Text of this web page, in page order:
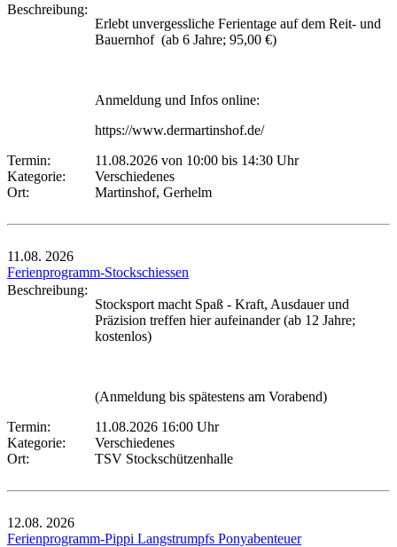
Beschreibung:
Erlebt unvergessliche Ferientage auf dem Reit- und
Bauernhof (ab 6 Jahre; 95,00 €)
Anmeldung und Infos online:
https://www.dermartinshof.de/
Termin:
11.08.2026 von 10:00 bis 14:30 Uhr
Kategorie:
Verschiedenes
Ort:
Martinshof, Gerhelm
11.08. 2026
Ferienprogramm-Stockschiessen
Beschreibung:
Stocksport macht Spaß - Kraft, Ausdauer und
Präzision treffen hier aufeinander (ab 12 Jahre;
kostenlos)
(Anmeldung bis spätestens am Vorabend)
Termin:
11.08.2026 16:00 Uhr
Kategorie:
Verschiedenes
Ort:
TSV Stockschützenhalle
12.08. 2026
Ferienprogramm-Pippi Langstrumpfs Ponyabenteuer